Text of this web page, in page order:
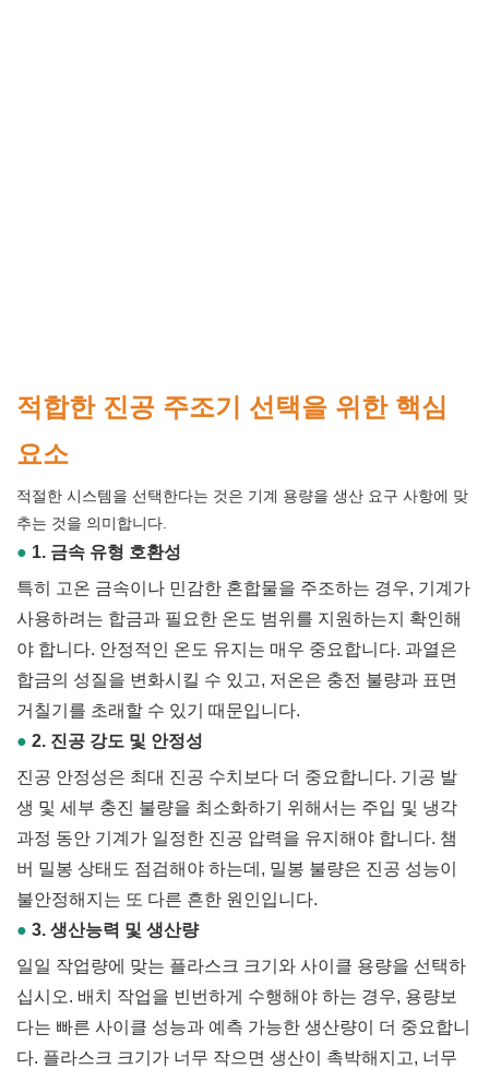
적합한 진공 주조기 선택을 위한 핵심
요소
적절한 시스템을 선택한다는 것은 기계 용량을 생산 요구 사항에 맞
추는 것을 의미합니다.
● 1. 금속 유형 호환성
특히 고온 금속이나 민감한 혼합물을 주조하는 경우, 기계가
사용하려는 합금과 필요한 온도 범위를 지원하는지 확인해
야 합니다. 안정적인 온도 유지는 매우 중요합니다. 과열은
합금의 성질을 변화시킬 수 있고, 저온은 충전 불량과 표면
거칠기를 초래할 수 있기 때문입니다.
● 2. 진공 강도 및 안정성
진공 안정성은 최대 진공 수치보다 더 중요합니다. 기공 발
생 및 세부 충진 불량을 최소화하기 위해서는 주입 및 냉각
과정 동안 기계가 일정한 진공 압력을 유지해야 합니다. 챔
버 밀봉 상태도 점검해야 하는데, 밀봉 불량은 진공 성능이
불안정해지는 또 다른 흔한 원인입니다.
● 3. 생산능력 및 생산량
일일 작업량에 맞는 플라스크 크기와 사이클 용량을 선택하
십시오. 배치 작업을 빈번하게 수행해야 하는 경우, 용량보
다는 빠른 사이클 성능과 예측 가능한 생산량이 더 중요합니
다. 플라스크 크기가 너무 작으면 생산이 촉박해지고, 너무